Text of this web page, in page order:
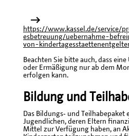
https://www.kassel.de/service/
esbetreuung/uebernahme-
von-
Beachten Sie bitte auch, dass
oder Ermäßigung nur ab dem
erfolgen kann.
Bildung und
Das Bildungs‐ und
Jugendlichen, deren Eltern
Mittel zur Verfügung haben, an